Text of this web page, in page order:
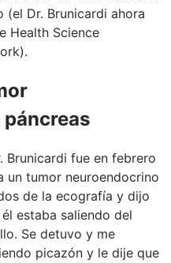
(el Dr. Brunicardi ahora
Health Science
Brunicardi fue en febrero
un tumor neuroendocrino
de la ecografía y dijo
estaba saliendo del
Se detuvo y me
picazón y le dije que